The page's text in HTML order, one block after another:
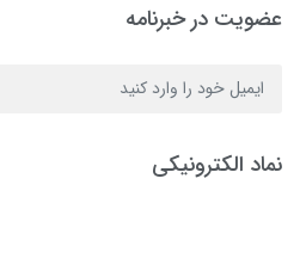
عضویت در خبرنامه
نماد الکترونیکی